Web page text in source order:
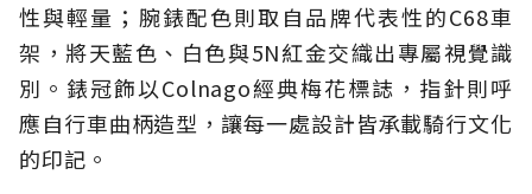
性與輕量；腕錶配色則取自品牌代表性的C68車
架，將天藍色、白色與5N紅金交織出專屬視覺識
別。錶冠飾以Colnago經典梅花標誌，指針則呼
應自行車曲柄造型，讓每一處設計皆承載騎行文化
的印記。